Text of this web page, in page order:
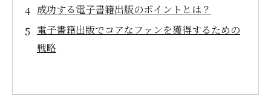
成功する電子書籍出版のポイントとは？
電子書籍出版でコアなファンを獲得するための
戦略